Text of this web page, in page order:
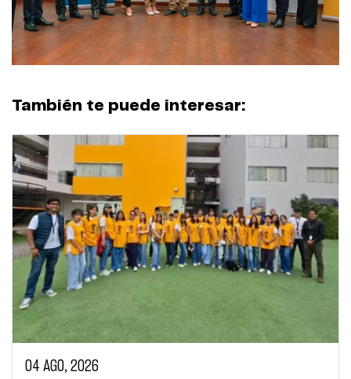
También te puede interesar:
04 AGO, 2026